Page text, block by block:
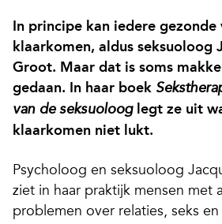
In principe kan iedere gezonde
klaarkomen, aldus seksuoloog
Groot. Maar dat is soms
gedaan. In haar boek
van de seksuolooglegt ze uit
klaarkomen niet lukt.
Psycholoog en seksuoloog
ziet in haar praktijk mensen met
problemen over relaties, seks